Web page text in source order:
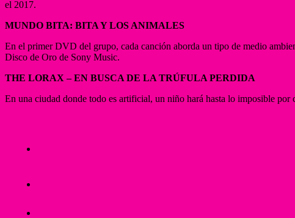
el 2017.
MUNDO BITA: BITA Y LOS ANIMALES
En el primer DVD del grupo, cada canción aborda un tipo de medio
Disco de Oro de Sony Music.
THE LORAX – EN BUSCA DE LA TRÚFULA PERDIDA
En una ciudad donde todo es artificial, un niño hará hasta lo imposible por